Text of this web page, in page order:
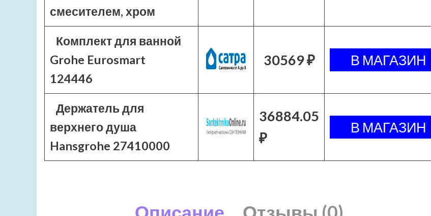
смесителем, хром
Комплект для ванной
Grohe Eurosmart
124446
30569 ₽
Держатель для
верхнего душа
Hansgrohe 27410000
36884.05
₽